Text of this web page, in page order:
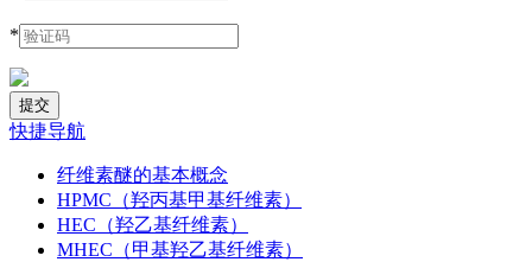
*
快捷导航
纤维素醚的基本概念
HPMC（羟丙基甲基纤维素）
HEC（羟乙基纤维素）
MHEC（甲基羟乙基纤维素）